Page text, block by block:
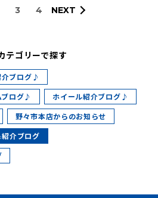
3 4 NEXT
テゴリーで探す
介ブログ♪
ブログ♪
ホイール紹介ブログ♪
野々市本店からのお知らせ
介ブログ